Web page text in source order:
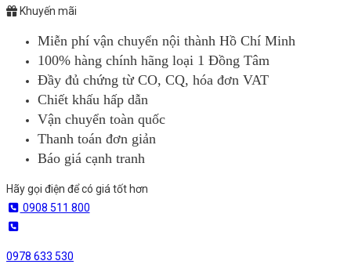
Khuyến mãi
Miễn phí vận chuyển nội thành Hồ Chí Minh
100% hàng chính hãng loại 1 Đồng Tâm
Đầy đủ chứng từ CO, CQ, hóa đơn VAT
Chiết khấu hấp dẫn
Vận chuyển toàn quốc
Thanh toán đơn giản
Báo giá cạnh tranh
Hãy gọi điện để có giá tốt hơn
0908 511 800
0978 633 530